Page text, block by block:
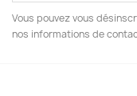
Vous pouvez vous
nos informations de